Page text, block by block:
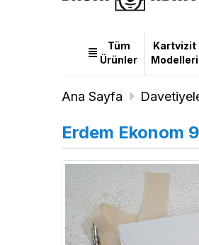
Tüm
Ürünler
Tüm
Ürünler
Kartvizit
Modelleri
Ana Sayfa
Erdem Ekonom